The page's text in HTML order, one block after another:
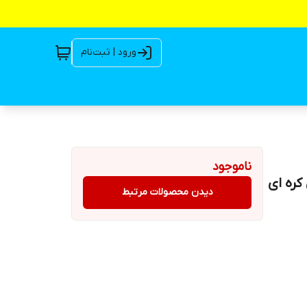
ورود | ثبت‌نام
ناموجود
دیدن محصولات مرتبط